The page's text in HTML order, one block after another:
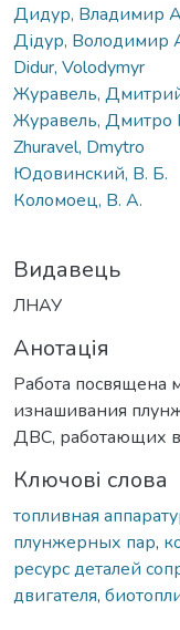
Дидур, Владимир
Дідур, Володимир
Didur, Volodymyr
Журавель,
Журавель, Дмитро
Zhuravel, Dmytro
Юдовинский, В. Б.
Коломоец, В. А.
Видавець
ЛНАУ
Анотація
Работа посвящена
изнашивания
ДВС, работающих в
Ключові слова
топливная
плунжерных пар,
ресурс деталей
двигателя,